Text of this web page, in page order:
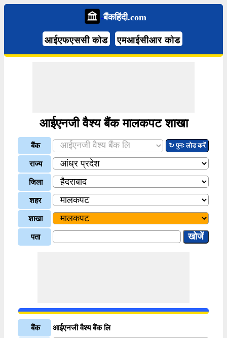
बैंकहिंदी.com
आईएफएससी कोड एमआईसीआर कोड
आईएनजी वैश्य बैंक मालकपट शाखा
बैंक ↻ पुनः लोड करें
राज्य
जिला
शहर
शाखा
पता
बैंक आईएनजी वैश्य बैंक लि